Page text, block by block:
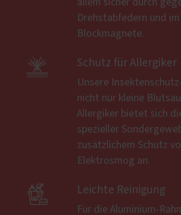
allem sicher durch
Drehstabfedern und
Blockmagnete.
 Schutz für Allergiker
Unsere
nicht nur kleine
Allergiker bietet sich
spezieller
zusätzlichem Schutz
Elektrosmog an.
 Leichte Reinigung
Für die Aluminium-